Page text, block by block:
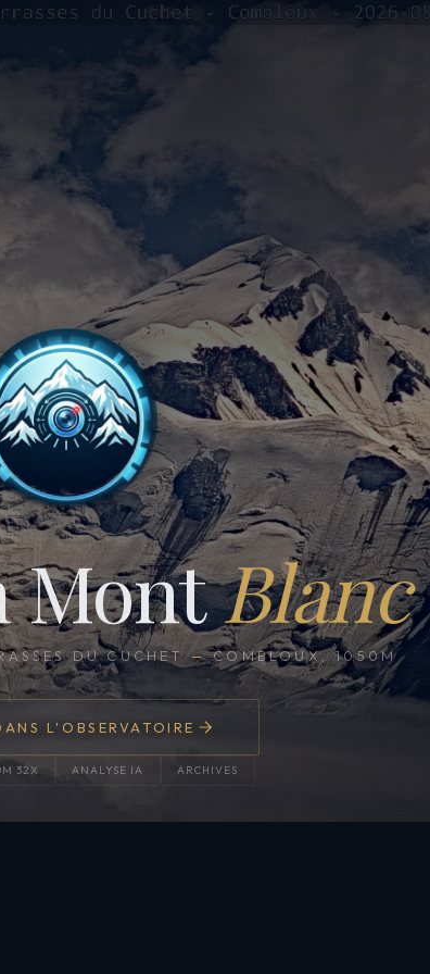
MontBlanc
DU CUCHET—COMBLOUX, 1050M
L'OBSERVATOIRE
32X ANALYSE IA ARCHIVES